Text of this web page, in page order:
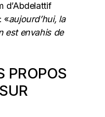
d’Abdelattif
«aujourd’hui, la
est envahis de
PROPOS